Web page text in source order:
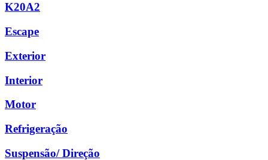
K20A2
Escape
Exterior
Interior
Motor
Refrigeração
Suspensão/ Direção